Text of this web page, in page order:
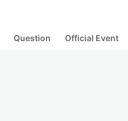
Question Official Event